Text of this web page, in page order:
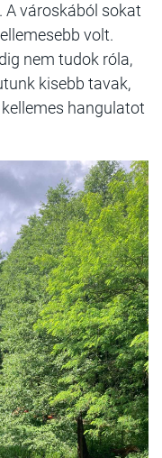
A városkából sokat
volt.
nem tudok róla,
kisebb tavak,
hangulatot